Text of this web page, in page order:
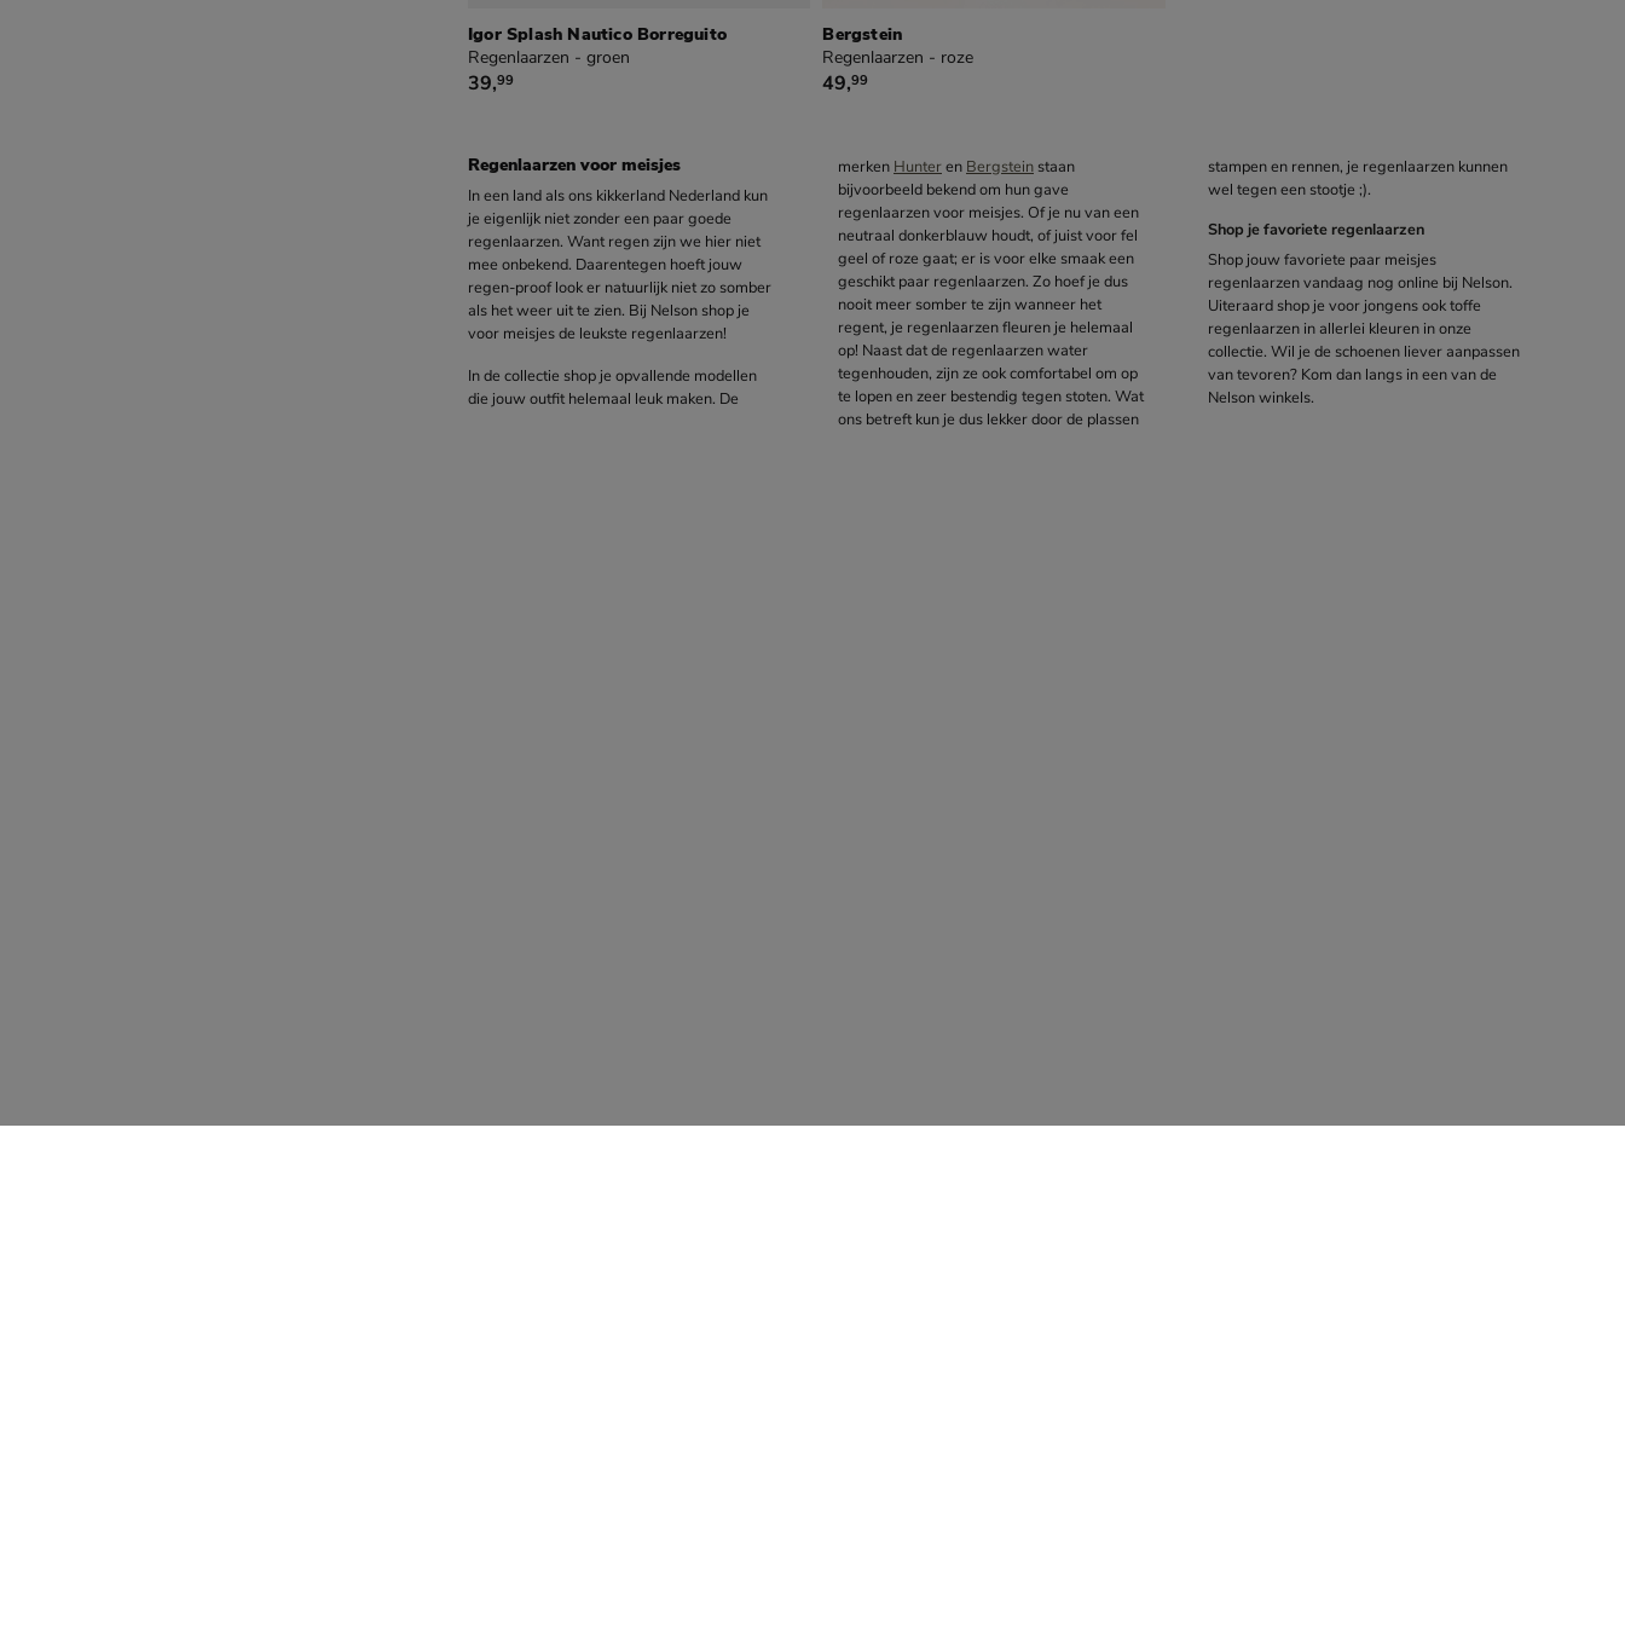
Igor Splash Nautico Borreguito
Regenlaarzen - groen
€ 39,99
39,99
Bergstein
Regenlaarzen - roze
€ 49,99
49,99
Regenlaarzen voor meisjes
In een land als ons kikkerland Nederland kun
je eigenlijk niet zonder een paar goede
regenlaarzen. Want regen zijn we hier niet
mee onbekend. Daarentegen hoeft jouw
regen-proof look er natuurlijk niet zo somber
als het weer uit te zien. Bij Nelson shop je
voor meisjes de leukste regenlaarzen!
In de collectie shop je opvallende modellen
die jouw outfit helemaal leuk maken. De
merken Hunteren Bergstein staan
bijvoorbeeld bekend om hun gave
regenlaarzen voor meisjes. Of je nu van een
neutraal donkerblauw houdt, of juist voor fel
geel of roze gaat; er is voor elke smaak een
geschikt paar regenlaarzen. Zo hoef je dus
nooit meer somber te zijn wanneer het
regent, je regenlaarzen fleuren je helemaal
op! Naast dat de regenlaarzen water
tegenhouden, zijn ze ook comfortabel om op
te lopen en zeer bestendig tegen stoten. Wat
ons betreft kun je dus lekker door de plassen
stampen en rennen, je regenlaarzen kunnen
wel tegen een stootje ;).
Shop je favoriete regenlaarzen
Shop jouw favoriete paar meisjes
regenlaarzen vandaag nog online bij Nelson.
Uiteraard shop je voor jongens ook toffe
regenlaarzen in allerlei kleuren in onze
collectie. Wil je de schoenen liever aanpassen
van tevoren? Kom dan langs in een van de
Nelson winkels.